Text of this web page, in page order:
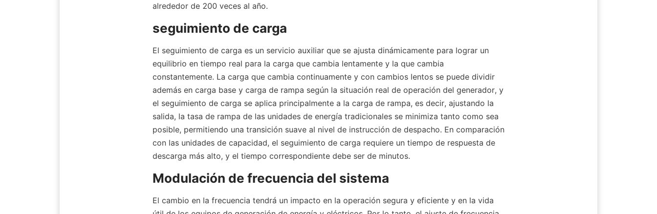
alrededor de 200 veces al año.
seguimiento de carga
El seguimiento de carga es un servicio auxiliar que se ajusta dinámicamente para lograr un
equilibrio en tiempo real para la carga que cambia lentamente y la que cambia
constantemente. La carga que cambia continuamente y con cambios lentos se puede dividir
además en carga base y carga de rampa según la situación real de operación del generador, y
el seguimiento de carga se aplica principalmente a la carga de rampa, es decir, ajustando la
salida, la tasa de rampa de las unidades de energía tradicionales se minimiza tanto como sea
posible, permitiendo una transición suave al nivel de instrucción de despacho. En comparación
con las unidades de capacidad, el seguimiento de carga requiere un tiempo de respuesta de
descarga más alto, y el tiempo correspondiente debe ser de minutos.
Modulación de frecuencia del sistema
El cambio en la frecuencia tendrá un impacto en la operación segura y eficiente y en la vida